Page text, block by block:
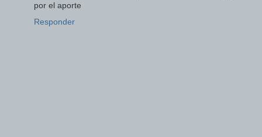
por el aporte
Responder